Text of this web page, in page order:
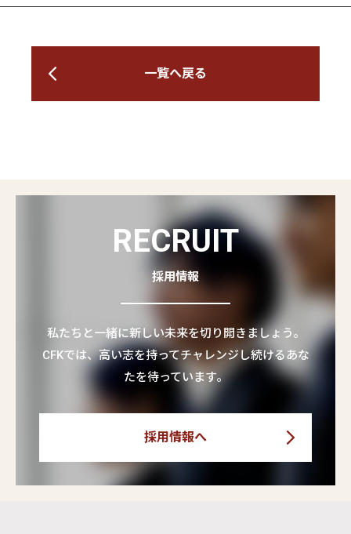
一覧へ戻る
RECRUIT
採用情報
私たちと一緒に新しい未来を切り開きましょう。
CFKでは、高い志を持ってチャレンジし続けるあな
たを待っています。
採用情報へ